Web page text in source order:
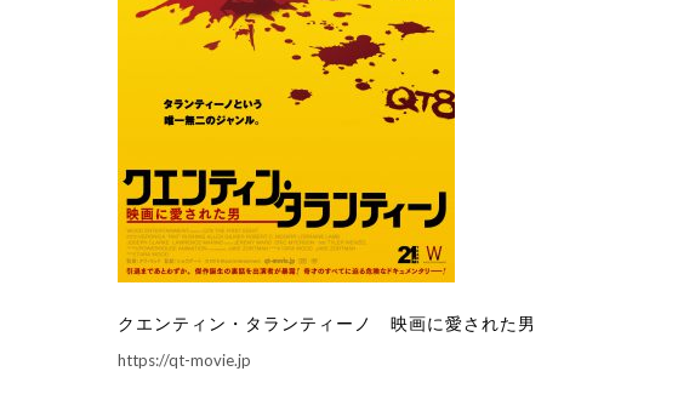
クエンティン・タランティーノ 映画に愛された男
https://qt-movie.jp